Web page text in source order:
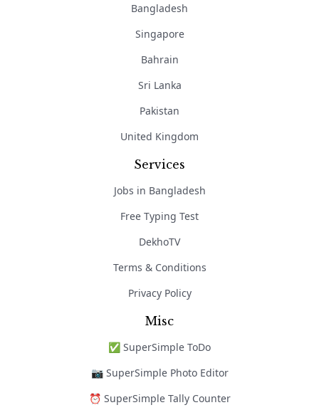
Bangladesh
Singapore
Bahrain
Sri Lanka
Pakistan
United Kingdom
Services
Jobs in Bangladesh
Free Typing Test
DekhoTV
Terms & Conditions
Privacy Policy
Misc
✅ SuperSimple ToDo
📷 SuperSimple Photo Editor
⏰ SuperSimple Tally Counter